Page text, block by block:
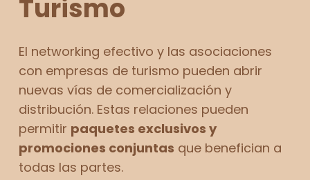
Turismo
El networking efectivo y las asociaciones
con empresas de turismo pueden abrir
nuevas vías de comercialización y
distribución. Estas relaciones pueden
permitir paquetes exclusivos y
promociones conjuntas que benefician a
todas las partes.